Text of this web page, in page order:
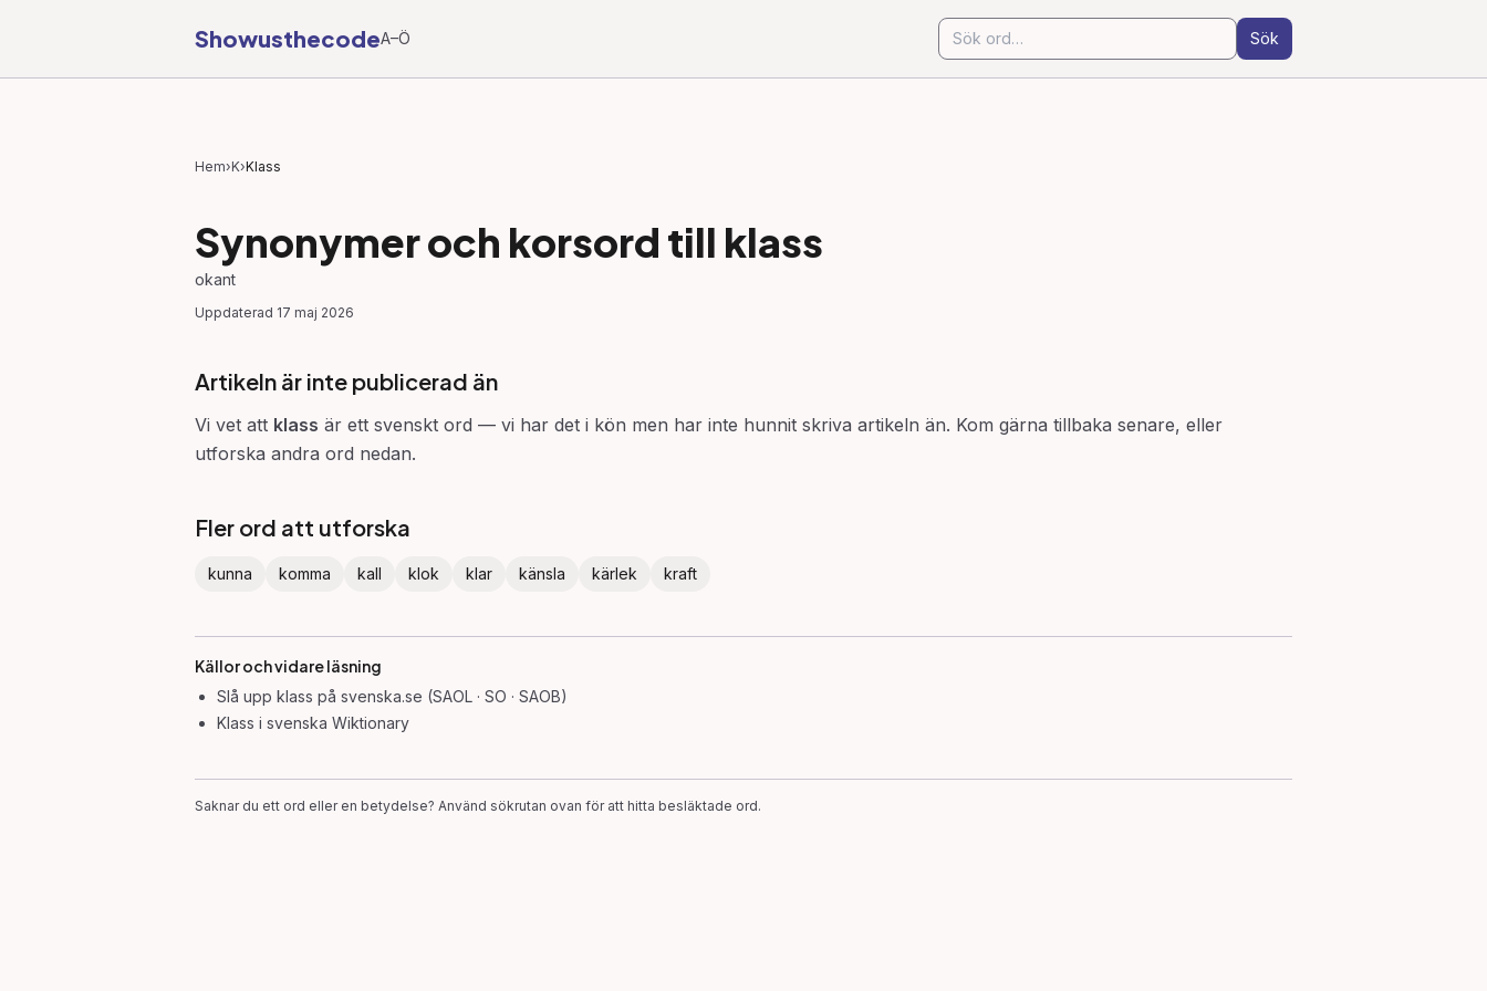
ShowusthecodeA–Ö Sök
Hem›K›Klass
Synonymer och korsord till klass
okant
Uppdaterad 17 maj 2026
Artikeln är inte publicerad än
Vi vet att klass är ett svenskt ord — vi har det i kön men har inte hunnit skriva artikeln än. Kom gärna tillbaka senare, eller
utforska andra ord nedan.
Fler ord att utforska
kunna komma kall klok klar känsla kärlek kraft
Källor och vidare läsning
Slå upp klass på svenska.se (SAOL · SO · SAOB)
Klass i svenska Wiktionary
Saknar du ett ord eller en betydelse? Använd sökrutan ovan för att hitta besläktade ord.